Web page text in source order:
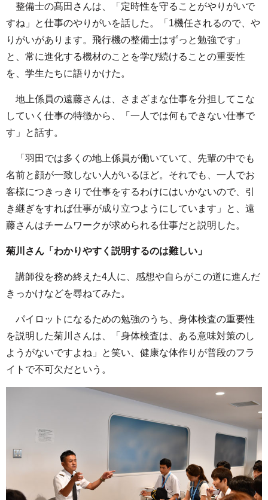
整備士の髙田さんは、「定時性を守ることがやりがいで
すね」と仕事のやりがいを話した。「1機任されるので、や
りがいがあります。飛行機の整備士はずっと勉強です」
と、常に進化する機材のことを学び続けることの重要性
を、学生たちに語りかけた。
地上係員の遠藤さんは、さまざまな仕事を分担してこな
していく仕事の特徴から、「一人では何もできない仕事で
す」と話す。
「羽田では多くの地上係員が働いていて、先輩の中でも
名前と顔が一致しない人がいるほど。それでも、一人でお
客様につきっきりで仕事をするわけにはいかないので、引
き継ぎをすれば仕事が成り立つようにしています」と、遠
藤さんはチームワークが求められる仕事だと説明した。
菊川さん「わかりやすく説明するのは難しい」
講師役を務め終えた4人に、感想や自らがこの道に進んだ
きっかけなどを尋ねてみた。
パイロットになるための勉強のうち、身体検査の重要性
を説明した菊川さんは、「身体検査は、ある意味対策のし
ようがないですよね」と笑い、健康な体作りが普段のフラ
イトで不可欠だという。